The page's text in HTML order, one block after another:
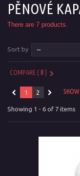
PĚNOVÉ
There are 7 products.
Sort by --
COMPARE (0)
1 2
Showing 1 - 6 of 7 items